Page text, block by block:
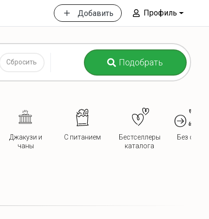
Добавить Профиль
Сбросить Подобрать
Джакузи и
чаны
С питанием
Бестселлеры
каталога
Без